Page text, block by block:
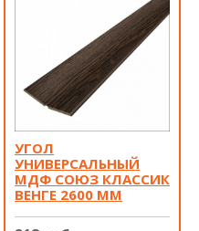
УГОЛ
УНИВЕРСАЛЬНЫЙ
МДФ СОЮЗ КЛАССИК
ВЕНГЕ 2600 ММ